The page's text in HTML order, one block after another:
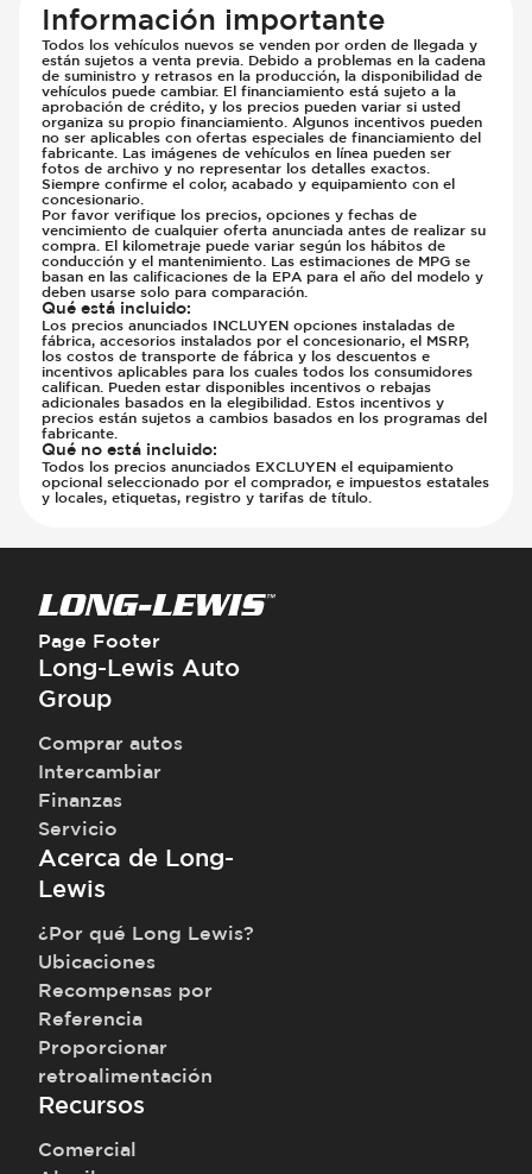
Información importante
Todos los vehículos nuevos se venden por orden de llegada y
están sujetos a venta previa. Debido a problemas en la cadena
de suministro y retrasos en la producción, la disponibilidad de
vehículos puede cambiar. El financiamiento está sujeto a la
aprobación de crédito, y los precios pueden variar si usted
organiza su propio financiamiento. Algunos incentivos pueden
no ser aplicables con ofertas especiales de financiamiento del
fabricante. Las imágenes de vehículos en línea pueden ser
fotos de archivo y no representar los detalles exactos.
Siempre confirme el color, acabado y equipamiento con el
concesionario.
Por favor verifique los precios, opciones y fechas de
vencimiento de cualquier oferta anunciada antes de realizar su
compra. El kilometraje puede variar según los hábitos de
conducción y el mantenimiento. Las estimaciones de MPG se
basan en las calificaciones de la EPA para el año del modelo y
deben usarse solo para comparación.
Qué está incluido:
Los precios anunciados INCLUYEN opciones instaladas de
fábrica, accesorios instalados por el concesionario, el MSRP,
los costos de transporte de fábrica y los descuentos e
incentivos aplicables para los cuales todos los consumidores
califican. Pueden estar disponibles incentivos o rebajas
adicionales basados en la elegibilidad. Estos incentivos y
precios están sujetos a cambios basados en los programas del
fabricante.
Qué no está incluido:
Todos los precios anunciados EXCLUYEN el equipamiento
opcional seleccionado por el comprador, e impuestos estatales
y locales, etiquetas, registro y tarifas de título.
Page Footer
Long-Lewis Auto
Group
Comprar autos
Intercambiar
Finanzas
Servicio
Acerca de Long-
Lewis
¿Por qué Long Lewis?
Ubicaciones
Recompensas por
Referencia
Proporcionar
retroalimentación
Recursos
Comercial